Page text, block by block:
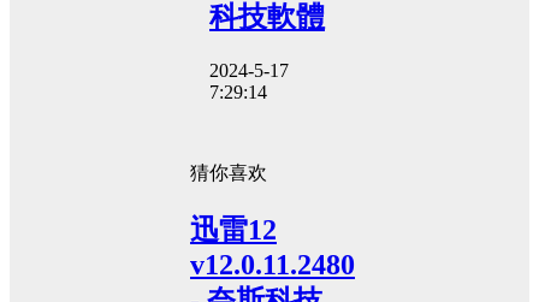
科技軟體
2024-5-17
7:29:14
猜你喜欢
迅雷12
v12.0.11.2480